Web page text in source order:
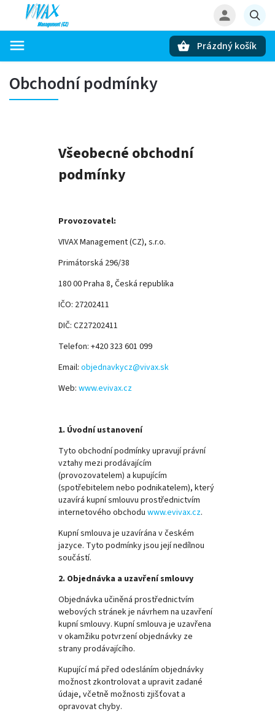
Prázdný košík
Obchodní podmínky
Všeobecné obchodní
podmínky
Provozovatel:
VIVAX Management (CZ), s.r.o.
Primátorská 296/38
180 00 Praha 8, Česká republika
IČO: 27202411
DIČ: CZ27202411
Telefon: +420 323 601 099
Email: objednavkycz@vivax.sk
Web: www.evivax.cz
1. Úvodní ustanovení
Tyto obchodní podmínky upravují právní
vztahy mezi prodávajícím
(provozovatelem) a kupujícím
(spotřebitelem nebo podnikatelem), který
uzavírá kupní smlouvu prostřednictvím
internetového obchodu www.evivax.cz.
Kupní smlouva je uzavírána v českém
jazyce. Tyto podmínky jsou její nedílnou
součástí.
2. Objednávka a uzavření smlouvy
Objednávka učiněná prostřednictvím
webových stránek je návrhem na uzavření
kupní smlouvy. Kupní smlouva je uzavřena
v okamžiku potvrzení objednávky ze
strany prodávajícího.
Kupující má před odesláním objednávky
možnost zkontrolovat a upravit zadané
údaje, včetně možnosti zjišťovat a
opravovat chyby.